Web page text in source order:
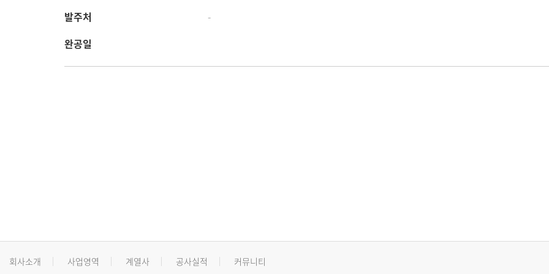
발주처
-
완공일
회사소개 사업영역 계열사 공사실적 커뮤니티